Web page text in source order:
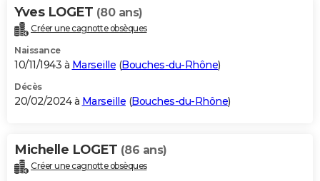
Yves LOGET (80 ans)
Créer une cagnotte obsèques
Naissance
10/11/1943 à Marseille (Bouches-du-Rhône)
Décès
20/02/2024 à Marseille (Bouches-du-Rhône)
Michelle LOGET (86 ans)
Créer une cagnotte obsèques